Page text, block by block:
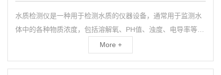
水质检测仪是一种用于检测水质的仪器设备，通常用于监测水
体中的各种物质浓度，包括溶解氧、PH值、浊度、电导率等参
数。使用水质检测仪可以快速准确地了解水质情况，为水环境
More +